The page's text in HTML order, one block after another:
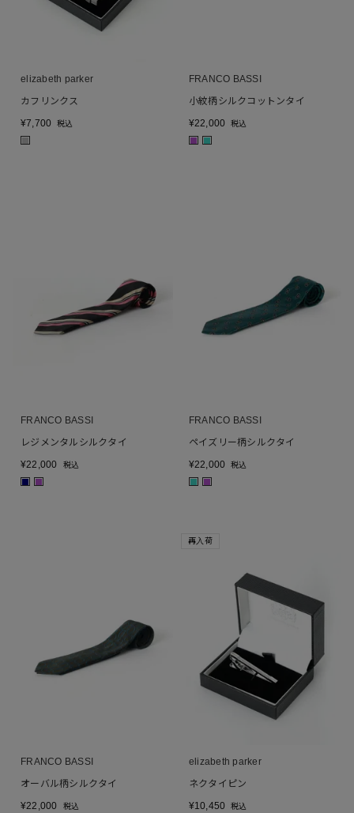
elizabeth parker
カフリンクス
¥7,700 税込
■
FRANCO BASSI
小紋柄シルクコットンタイ
¥22,000 税込
■ ■
FRANCO BASSI
レジメンタルシルクタイ
¥22,000 税込
■ ■
FRANCO BASSI
ペイズリー柄シルクタイ
¥22,000 税込
■ ■
FRANCO BASSI
オーバル柄シルクタイ
¥22,000 税込
再入荷
elizabeth parker
ネクタイピン
¥10,450 税込